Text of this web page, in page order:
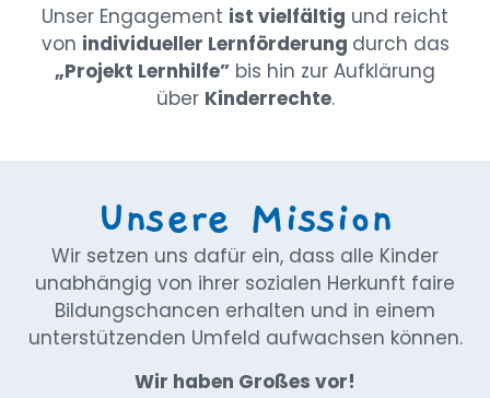
Unser Engagement ist vielfältig und reicht
von individueller Lernförderung durch das
„Projekt Lernhilfe” bis hin zur Aufklärung
über Kinderrechte.
Unsere Mission
Wir setzen uns dafür ein, dass alle Kinder
unabhängig von ihrer sozialen Herkunft faire
Bildungschancen erhalten und in einem
unterstützenden Umfeld aufwachsen können.
Wir haben Großes vor!